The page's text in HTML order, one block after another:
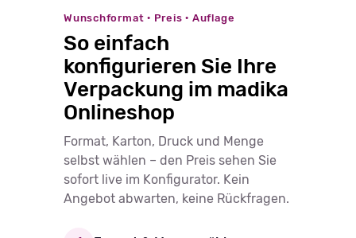
Wunschformat · Preis · Auflage
So einfach
konfigurieren Sie Ihre
Verpackung im madika
Onlineshop
Format, Karton, Druck und Menge
selbst wählen – den Preis sehen Sie
sofort live im Konfigurator. Kein
Angebot abwarten, keine Rückfragen.